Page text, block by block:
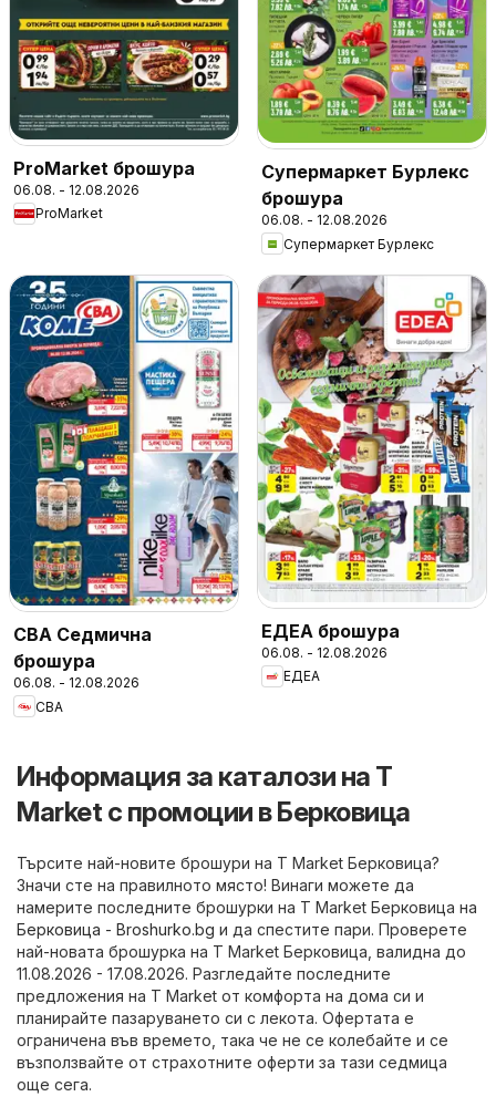
ProMarket брошура
06.08. - 12.08.2026
ProMarket
Супермаркет Бурлекс
брошура
06.08. - 12.08.2026
Супермаркет Бурлекс
CBA Седмична
брошура
06.08. - 12.08.2026
CBA
ЕДЕА брошура
06.08. - 12.08.2026
ЕДЕА
Информация за каталози на T
Market с промоции в Берковица
Търсите най-новите брошури на T Market Берковица?
Значи сте на правилното място! Винаги можете да
намерите последните брошурки на T Market Берковица на
Берковица - Broshurko.bg и да спестите пари. Проверете
най-новата брошурка на T Market Берковица, валидна до
11.08.2026 - 17.08.2026. Разгледайте последните
предложения на T Market от комфорта на дома си и
планирайте пазаруването си с лекота. Офертата е
ограничена във времето, така че не се колебайте и се
възползвайте от страхотните оферти за тази седмица
още сега.